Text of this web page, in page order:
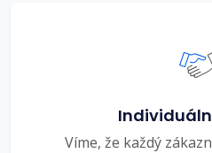
Víme, že každý